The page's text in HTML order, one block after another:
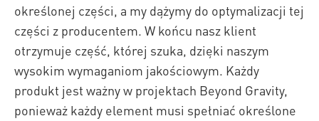
określonej części, a my dążymy do optymalizacji tej
części z producentem. W końcu nasz klient
otrzymuje część, której szuka, dzięki naszym
wysokim wymaganiom jakościowym. Każdy
produkt jest ważny w projektach Beyond Gravity,
ponieważ każdy element musi spełniać określone